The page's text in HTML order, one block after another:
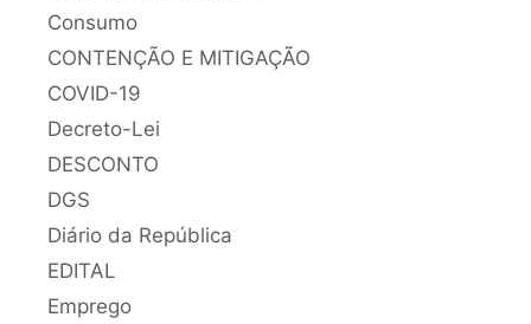
Consumo
CONTENÇÃO E MITIGAÇÃO
COVID-19
Decreto-Lei
DESCONTO
DGS
Diário da República
EDITAL
Emprego